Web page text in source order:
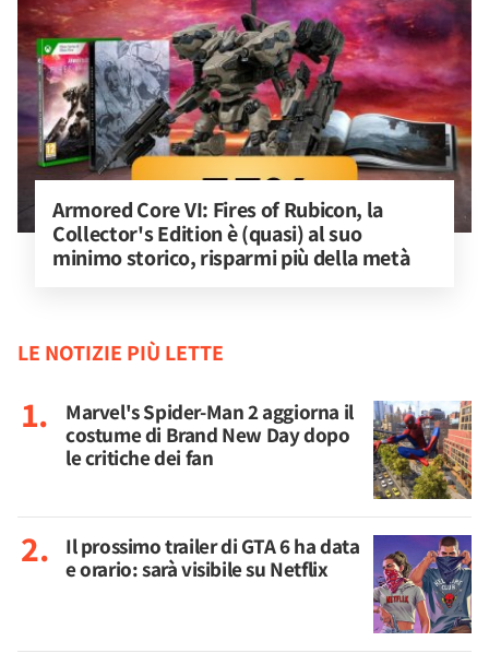
Armored Core VI: Fires of Rubicon, la
Collector's Edition è (quasi) al suo
minimo storico, risparmi più della metà
LE NOTIZIE PIÙ LETTE
Marvel's Spider-Man 2 aggiorna il
costume di Brand New Day dopo
le critiche dei fan
Il prossimo trailer di GTA 6 ha data
e orario: sarà visibile su Netflix